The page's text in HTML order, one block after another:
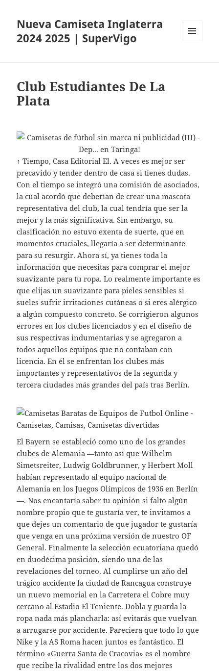
Nueva Camiseta Inglaterra
2024 2025 | SuperVigo
Club Estudiantes De La
Plata
↑ Tiempo, Casa Editorial El. A veces es mejor ser
precavido y tender dentro de casa si tienes dudas.
Con el tiempo se integró una comisión de asociados,
la cual acordó que deberían de crear una mascota
representativa del club, la cual tendría que ser la
mejor y la más significativa. Sin embargo, su
clasificación no estuvo exenta de suerte, que en
momentos cruciales, llegaría a ser determinante
para su resurgir. Ahora sí, ya tienes toda la
información que necesitas para comprar el mejor
suavizante para tu ropa. Lo realmente importante es
que elijas un suavizante para pieles sensibles si
sueles sufrir irritaciones cutáneas o si eres alérgico
a algún compuesto concreto. Se corrigieron algunos
errores en los clubes licenciados y en el diseño de
sus respectivas indumentarias y se agregaron a
todos aquellos equipos que no contaban con
licencia. En él se enfrentan los clubes más
importantes y representativos de la segunda y
tercera ciudades más grandes del país tras Berlín.
El Bayern se estableció como uno de los grandes
clubes de Alemania —tanto así que Wilhelm
Simetsreiter, Ludwig Goldbrunner, y Herbert Moll
habían representado al equipo nacional de
Alemania en los Juegos Olímpicos de 1936 en Berlín
—. Nos encantaría saber tu opinión si falto algún
nombre propio que te gustaría ver, te invitamos a
que dejes un comentario de que jugador te gustaría
que venga en una próxima versión de nuestro OF
General. Finalmente la selección ecuatoriana quedó
en duodécima posición, siendo una de las
revelaciones del torneo. Al cumplirse un año del
trágico accidente la ciudad de Rancagua construye
un nuevo memorial en la Carretera el Cobre muy
cercano al Estadio El Teniente. Dobla y guarda la
ropa nada más plancharla: así evitarás que vuelvan
a arrugarse por accidente. Pareciera que todo lo que
Nike y la AS Roma hacen juntos es fantástico. El
término «Guerra Santa de Cracovia» es el nombre
que recibe la rivalidad entre los dos mejores